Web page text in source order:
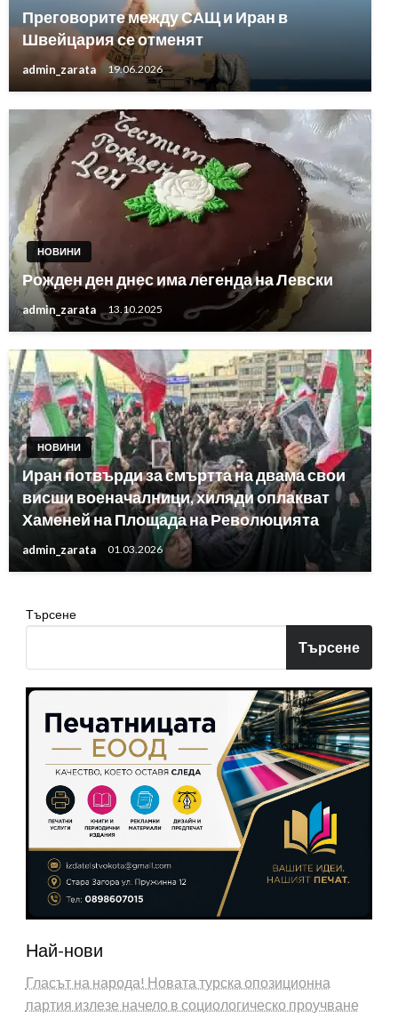
Преговорите между САЩ и Иран в
Швейцария се отменят
admin_zarata 19.06.2026
НОВИНИ
Рожден ден днес има легенда на Левски
admin_zarata 13.10.2025
НОВИНИ
Иран потвърди за смъртта на двама свои
висши военачалници, хиляди оплакват
Хаменей на Площада на Революцията
admin_zarata 01.03.2026
Търсене
Търсене
Най-нови
Гласът на народа! Новата турска опозиционна
партия излезе начело в социологическо проучване